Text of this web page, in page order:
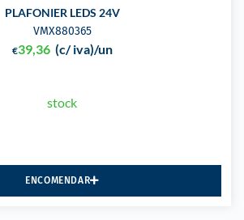
PLAFONIER LEDS 24V
VMX880365
€39,36 (c/ iva)/un
stock
ENCOMENDAR